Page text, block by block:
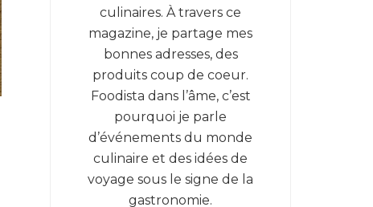
culinaires. À travers ce
magazine, je partage mes
bonnes adresses, des
produits coup de coeur.
Foodista dans l’âme, c’est
pourquoi je parle
d’événements du monde
culinaire et des idées de
voyage sous le signe de la
gastronomie.